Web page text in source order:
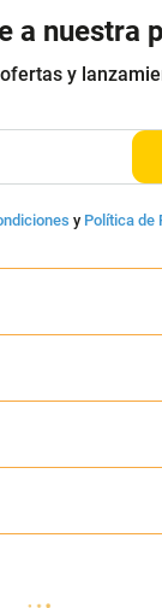
a nuestra
y
y Política de